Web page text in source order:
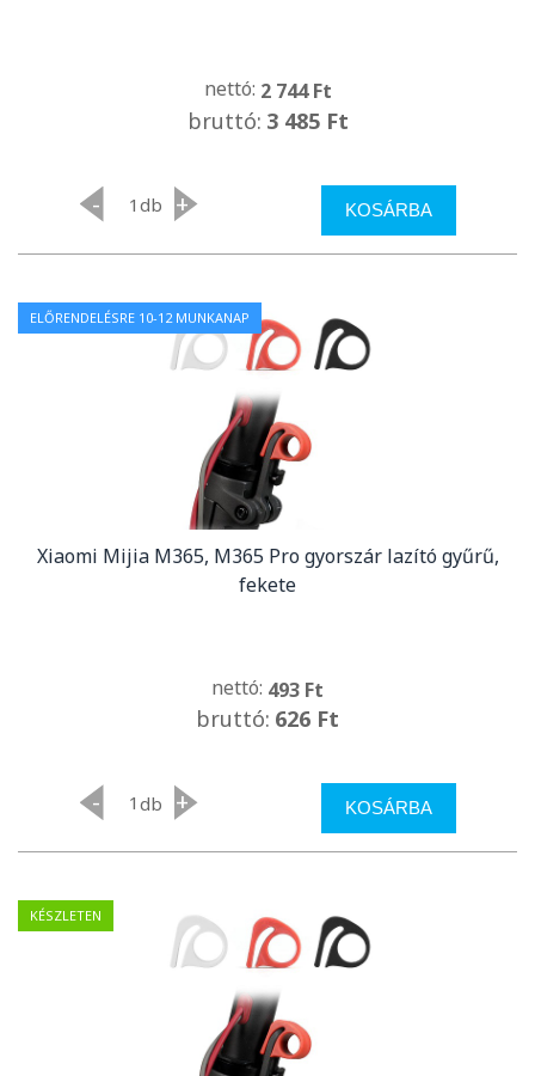
nettó: 2 744 Ft
bruttó: 3 485 Ft
- db + KOSÁRBA
ELŐRENDELÉSRE 10-12 MUNKANAP
Xiaomi Mijia M365, M365 Pro gyorszár lazító gyűrű,
fekete
nettó: 493 Ft
bruttó: 626 Ft
- db + KOSÁRBA
KÉSZLETEN